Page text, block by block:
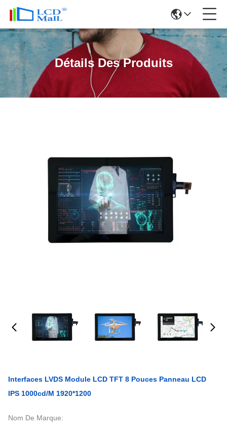
Détails Des Produits
Interfaces LVDS Module LCD TFT 8 Pouces Panneau LCD
IPS 1000cd/M 1920*1200
Nom De Marque: